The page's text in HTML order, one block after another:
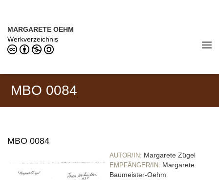
MARGARETE OEHM
Werkverzeichnis
MBO 0084
MBO 0084
AUTOR/IN: Margarete Zügel
EMPFÄNGER/IN: Margarete
Baumeister-Oehm